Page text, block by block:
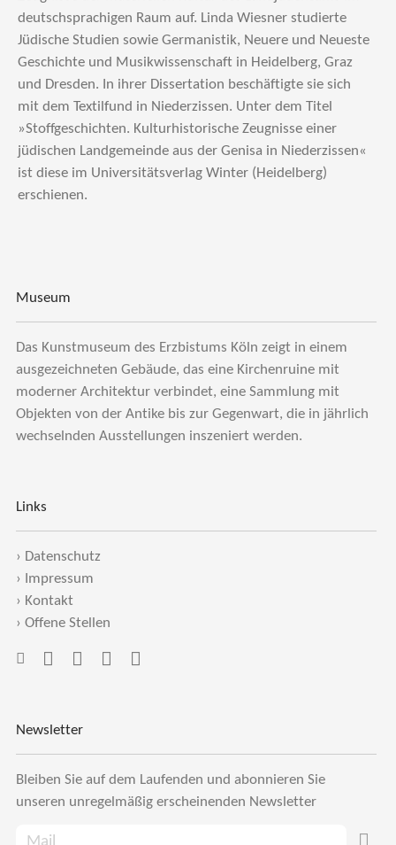
deutschsprachigen Raum auf. Linda Wiesner studierte
Jüdische Studien sowie Germanistik, Neuere und Neueste
Geschichte und Musikwissenschaft in Heidelberg, Graz
und Dresden. In ihrer Dissertation beschäftigte sie sich
mit dem Textilfund in Niederzissen. Unter dem Titel
»Stoffgeschichten. Kulturhistorische Zeugnisse einer
jüdischen Landgemeinde aus der Genisa in Niederzissen«
ist diese im Universitätsverlag Winter (Heidelberg)
erschienen.
Museum
Das Kunstmuseum des Erzbistums Köln zeigt in einem
ausgezeichneten Gebäude, das eine Kirchenruine mit
moderner Architektur verbindet, eine Sammlung mit
Objekten von der Antike bis zur Gegenwart, die in jährlich
wechselnden Ausstellungen inszeniert werden.
Links
› Datenschutz
›
Impressum
› Kontakt
› Offene Stellen
Newsletter
Bleiben Sie auf dem Laufenden und abonnieren Sie
unseren unregelmäßig erscheinenden Newsletter